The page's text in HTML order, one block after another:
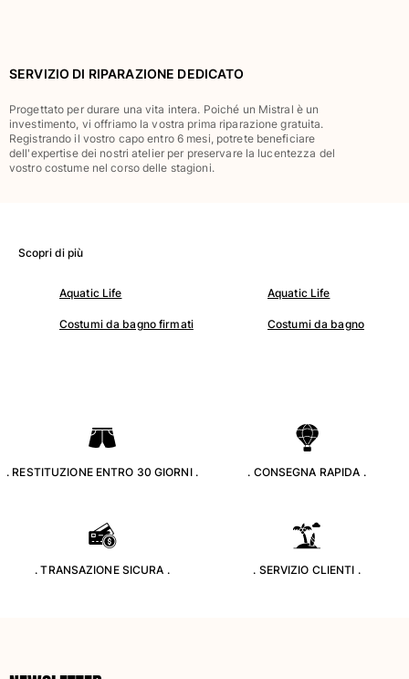
T-shirt
Camicie
Bermuda
Felpe
Vedi tutti i Bambina
Costumi da bagno
Costumi Interi
Vedi tutti i Costumi da bagno
Abbigliamento
Tute
SERVIZIO DI RIPARAZIONE DEDICATO
Progettato per durare una vita intera. Poiché un Mistral è un
investimento, vi offriamo la vostra prima riparazione gratuita.
Registrando il vostro capo entro 6 mesi, potrete beneficiare
dell'expertise dei nostri atelier per preservare la lucentezza del
vostro costume nel corso delle stagioni.
Scopri di più
Aquatic Life Aquatic Life
Costumi da bagno firmati Costumi da bagno
. RESTITUZIONE ENTRO 30 GIORNI . . CONSEGNA RAPIDA .
. TRANSAZIONE SICURA . . SERVIZIO CLIENTI .